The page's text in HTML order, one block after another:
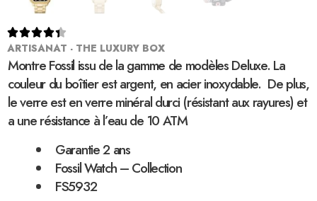

ARTISANAT - THE LUXURY BOX
Montre Fossil issu de la gamme de modèles Deluxe. La
couleur du boîtier est argent, en acier inoxydable. De plus,
le verre est en verre minéral durci (résistant aux rayures) et
a une résistance à l’eau de 10 ATM
Garantie 2 ans
Fossil Watch – Collection
FS5932